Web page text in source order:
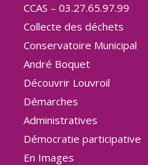
CCAS – 03.27.65.97.99
Collecte des déchets
Conservatoire Municipal
André Boquet
Découvrir Louvroil
Démarches
Administratives
Démocratie participative
En Images